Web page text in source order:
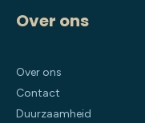
Over ons
Over ons
Contact
Duurzaamheid